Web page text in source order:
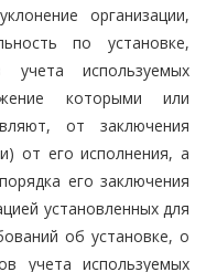
организации,
по установке,
учета используемых
которыми или
от заключения
от его исполнения, а
его заключения
установленных для
об установке, о
учета используемых